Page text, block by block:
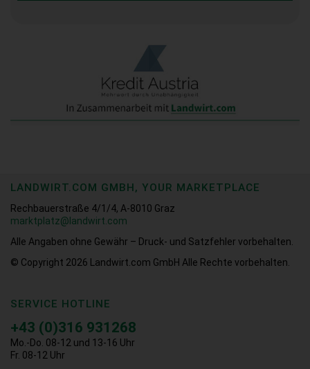
LANDWIRT.COM GMBH, YOUR MARKETPLACE
Rechbauerstraße 4/1/4, A-8010 Graz
marktplatz@landwirt.com
Alle Angaben ohne Gewähr – Druck- und Satzfehler vorbehalten.
© Copyright 2026
Landwirt.com GmbH Alle Rechte vorbehalten.
SERVICE HOTLINE
+43 (0)316 931268
Mo.-Do. 08-12 und 13-16 Uhr
Fr. 08-12 Uhr